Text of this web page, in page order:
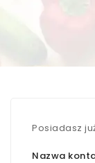
Posiadasz
Nazwa